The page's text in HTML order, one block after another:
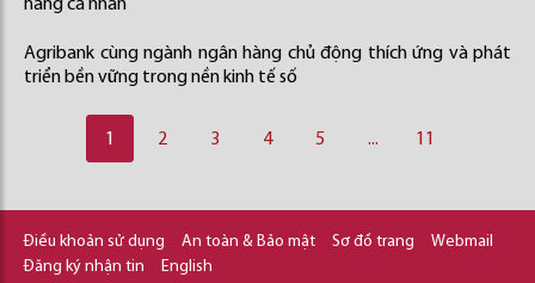
hàng cá nhân
Agribank cùng ngành ngân hàng chủ động thích ứng và phát
triển bền vững trong nền kinh tế số
1 2 3 4 5 ... 11
Điều khoản sử dụng An toàn & Bảo mật Sơ đồ trang
Webmail
Đăng ký nhận tin
English